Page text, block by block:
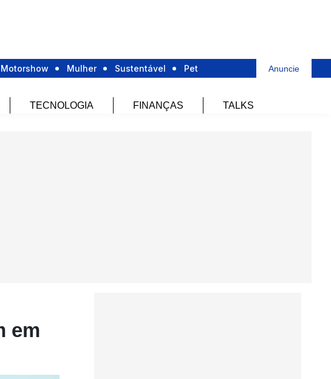
Motorshow Mulher Sustentável Pet Anuncie
TECNOLOGIA FINANÇAS TALKS
em